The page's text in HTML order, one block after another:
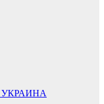
УКРАИНА